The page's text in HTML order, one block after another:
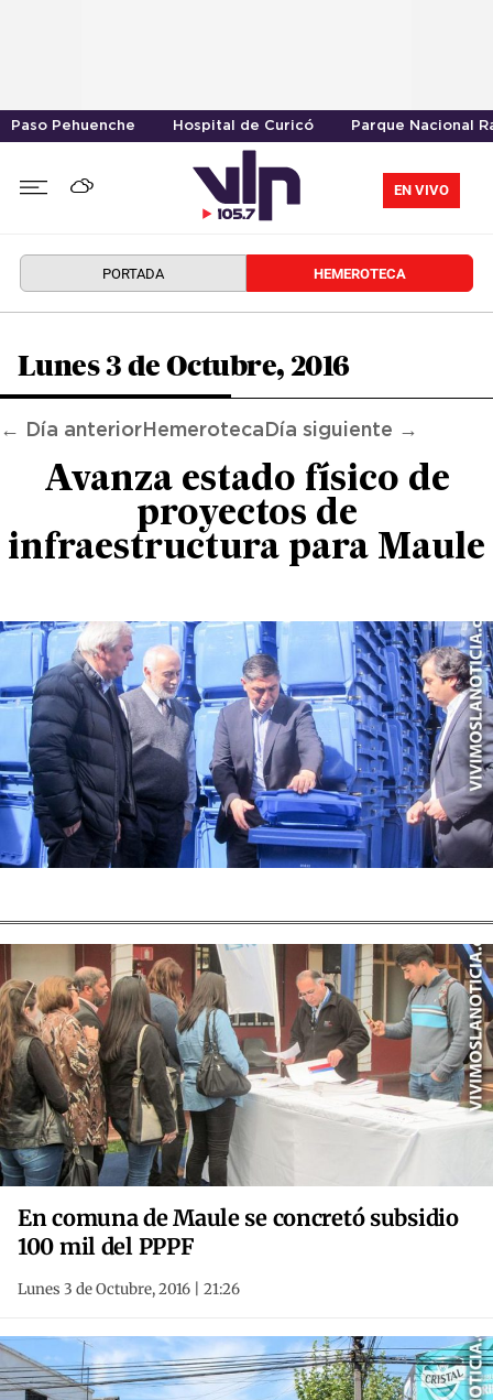
Paso Pehuenche Hospital de Curicó Parque Nacional
EN VIVO
PORTADA HEMEROTECA
Lunes 3 de Octubre, 2016
← Día anterior Hemeroteca Día siguiente →
Avanza estado físico de
proyectos de
infraestructura para Maule
En comuna de Maule se concretó subsidio
100 mil del PPPF
Lunes 3 de Octubre, 2016 | 21:26